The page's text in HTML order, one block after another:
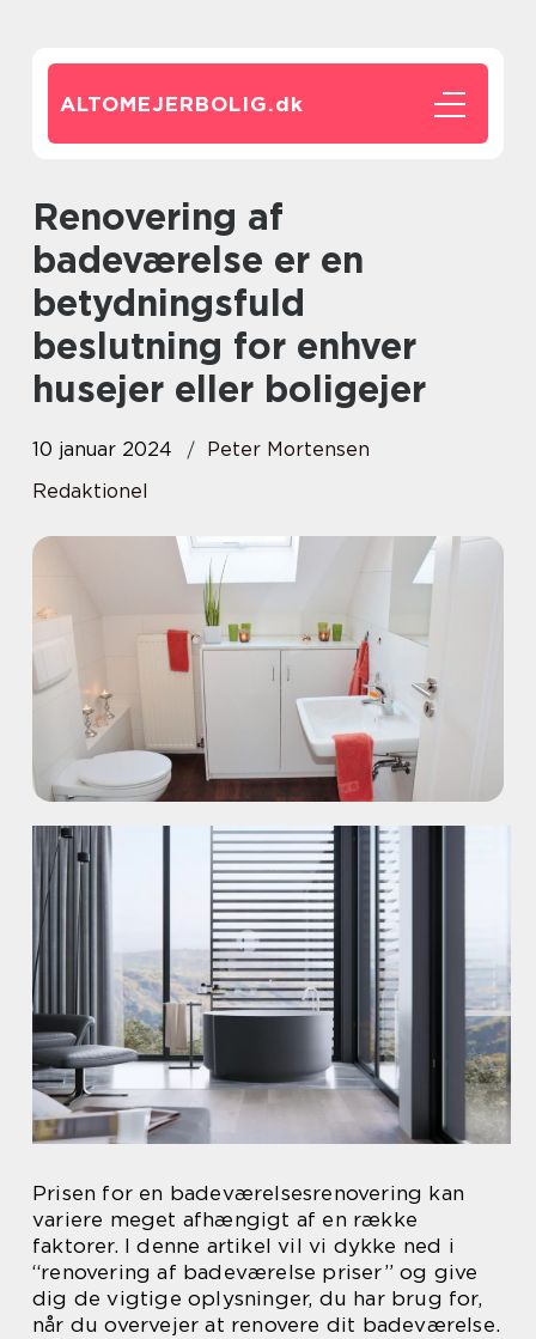
ALTOMEJERBOLIG.dk
Renovering af
badeværelse er en
betydningsfuld
beslutning for enhver
husejer eller boligejer
10 januar 2024
Peter Mortensen
Redaktionel
Prisen for en badeværelsesrenovering kan
variere meget afhængigt af en række
faktorer. I denne artikel vil vi dykke ned i
“renovering af badeværelse priser” og give
dig de vigtige oplysninger, du har brug for,
når du overvejer at renovere dit badeværelse.